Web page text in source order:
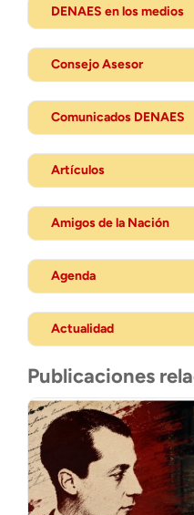
DENAES en los medios
Consejo Asesor
Comunicados DENAES
Artículos
Amigos de la Nación
Agenda
Actualidad
Publicaciones